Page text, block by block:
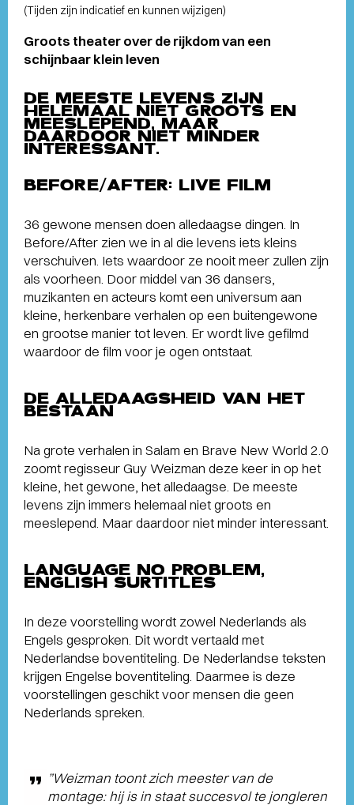
(Tijden zijn indicatief en kunnen wijzigen)
Groots theater over de rijkdom van een
schijnbaar klein leven
DE MEESTE LEVENS ZIJN
HELEMAAL NIET GROOTS EN
MEESLEPEND, MAAR
DAARDOOR NIET MINDER
INTERESSANT.
BEFORE/AFTER: LIVE FILM
36 gewone mensen doen alledaagse dingen. In
Before/After zien we in al die levens iets kleins
verschuiven. Iets waardoor ze nooit meer zullen zijn
als voorheen. Door middel van 36 dansers,
muzikanten en acteurs komt een universum aan
kleine, herkenbare verhalen op een buitengewone
en grootse manier tot leven. Er wordt live gefilmd
waardoor de film voor je ogen ontstaat.
DE ALLEDAAGSHEID VAN HET
BESTAAN
Na grote verhalen in Salam en Brave New World 2.0
zoomt regisseur Guy Weizman deze keer in op het
kleine, het gewone, het alledaagse. De meeste
levens zijn immers helemaal niet groots en
meeslepend. Maar daardoor niet minder interessant.
LANGUAGE NO PROBLEM,
ENGLISH SURTITLES
In deze voorstelling wordt zowel Nederlands als
Engels gesproken. Dit wordt vertaald met
Nederlandse boventiteling. De Nederlandse teksten
krijgen Engelse boventiteling. Daarmee is deze
voorstellingen geschikt voor mensen die geen
Nederlands spreken.
”Weizman toont zich meester van de
montage: hij is in staat succesvol te jongleren